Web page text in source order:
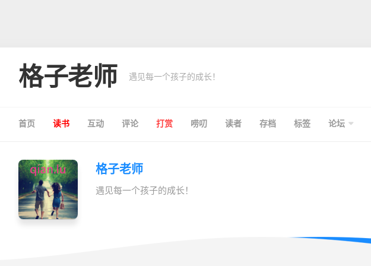
格子老师 遇见每一个孩子的成长！
首页 读书 互动 评论 打赏 唠叨 读者 存档 标签 论坛
格子老师
遇见每一个孩子的成长！